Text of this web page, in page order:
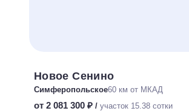
Новое Сенино
Симферопольское60 км от МКАД
от 2 081 300 ₽ / участок 15.38 сотки